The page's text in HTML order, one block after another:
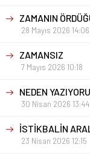
ZAMANIN
28 Mayıs 2026 14:06
ZAMANSIZ
7 Mayıs 2026 10:18
NEDEN
30 Nisan 2026 13:44
İSTİKBALİN
23 Nisan 2026 12:15